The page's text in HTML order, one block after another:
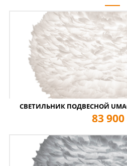
СВЕТИЛЬНИК ПОДВЕСНОЙ
83 900